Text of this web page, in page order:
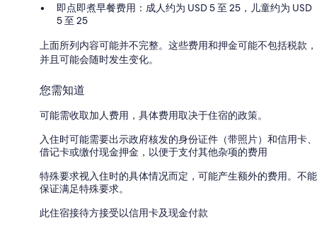
即点即煮早餐费用：成人约为 USD 5 至 25，儿童约为 USD
5 至 25
上面所列内容可能并不完整。这些费用和押金可能不包括税款，
并且可能会随时发生变化。
您需知道
可能需收取加人费用，具体费用取决于住宿的政策。
入住时可能需要出示政府核发的身份证件（带照片）和信用卡、
借记卡或缴付现金押金，以便于支付其他杂项的费用
特殊要求视入住时的具体情况而定，可能产生额外的费用。不能
保证满足特殊要求。
此住宿接待方接受以信用卡及现金付款